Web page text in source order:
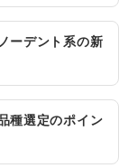
ーデント系の新
種選定のポイン